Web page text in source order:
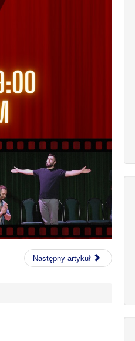
Następny artykuł